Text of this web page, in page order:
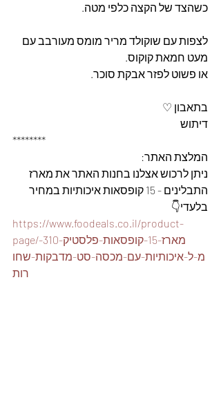
כשהצד של הקצה כלפי מטה.
לצפות עם שוקולד מריר מומס מעורבב עם
מעט חמאת קוקוס.
או פשוט לפזר אבקת סוכר.
בתאבון ♡
דיתוש
********
המלצת האתר:
ניתן לרכוש אצלנו בחנות האתר את מארז
התבלינים - 15 קופסאות איכותיות במחיר
בלעדי👇
https://www.foodeals.co.il/product-
page/מארז-15-קופסאות-פלסטיק-310-
מ-ל-איכותיות-עם-מכסה-סט-מדבקות-שחו
רות